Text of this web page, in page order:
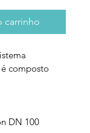
carrinho
composto
DN 100